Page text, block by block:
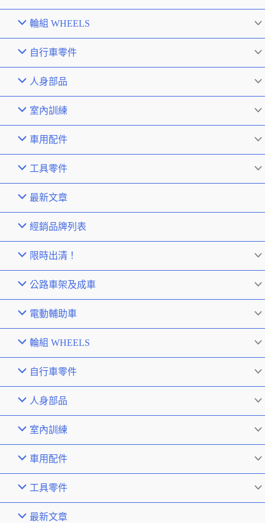
輪組 WHEELS
自行車零件
人身部品
室內訓練
車用配件
工具零件
最新文章
經銷品牌列表
限時出清！
公路車架及成車
電動輔助車
輪組 WHEELS
自行車零件
人身部品
室內訓練
車用配件
工具零件
最新文章